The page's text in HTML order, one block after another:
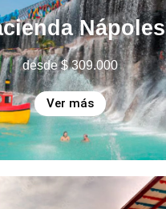
Nápoles
desde$309.000
Ver más